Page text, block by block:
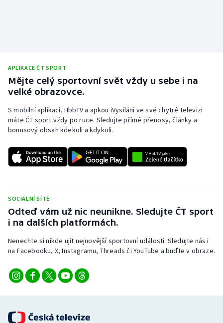
Vodní slalom
Ostatní
APLIKACE ČT SPORT
Mějte celý sportovní svět vždy u sebe i na
velké obrazovce.
S mobilní aplikací, HbbTV a apkou iVysílání ve své chytré televizi
máte ČT sport vždy po ruce. Sledujte přímé přenosy, články a
bonusový obsah kdekoli a kdykoli.
SOCIÁLNÍ SÍTĚ
Odteď vám už nic neunikne. Sledujte ČT sport
i na dalších platformách.
Nenechte si nikde ujít nejnovější sportovní události. Sledujte nás i
na Facebooku, X, Instagramu, Threads či YouTube a buďte v obraze.